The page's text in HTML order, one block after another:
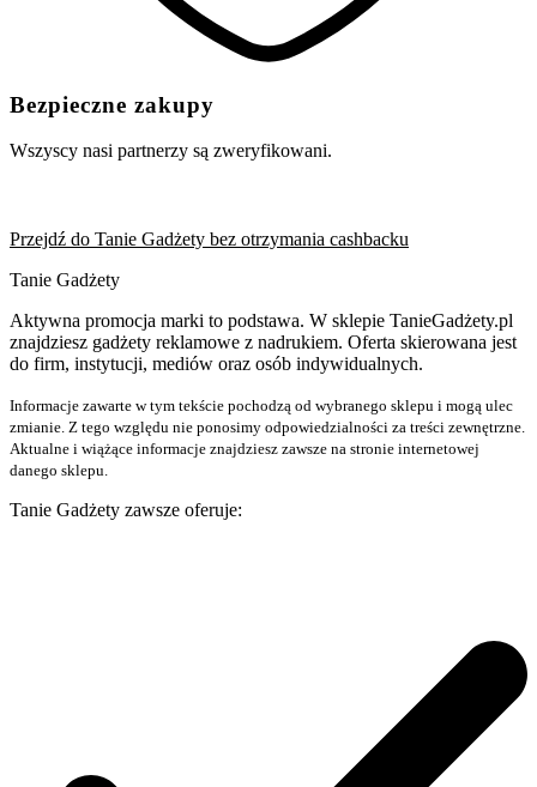
Bezpieczne zakupy
Wszyscy nasi partnerzy są zweryfikowani.
Przejdź do Tanie Gadżety bez otrzymania cashbacku
Tanie Gadżety
Aktywna promocja marki to podstawa. W sklepie TanieGadżety.pl
znajdziesz gadżety reklamowe z nadrukiem. Oferta skierowana jest
do firm, instytucji, mediów oraz osób indywidualnych.
Informacje zawarte w tym tekście pochodzą od wybranego sklepu i mogą ulec
zmianie. Z tego względu nie ponosimy odpowiedzialności za treści zewnętrzne.
Aktualne i wiążące informacje znajdziesz zawsze na stronie internetowej
danego sklepu.
Tanie Gadżety zawsze oferuje: